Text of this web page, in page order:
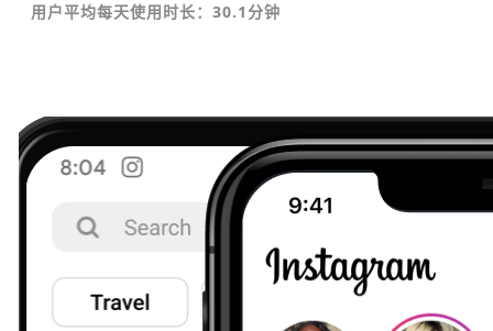
用户平均每天使用时长：30.1分钟